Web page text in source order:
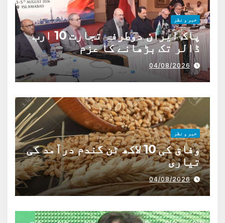
خبر و نظر
پاک ایران دوطرفہ تجارت 10 ارب
ڈالر تک بڑھانے کا عزم
04/08/2026
خبر و نظر
وفاق کی 10 لاکھ ٹن گندم درآمد کی
تیاری
04/08/2026